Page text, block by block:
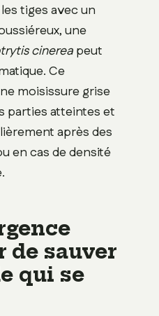
tiges avec un
une
cinereapeut
Ce
moisissure grise
parties atteintes et
après des
en cas de densité
de sauver
qui se